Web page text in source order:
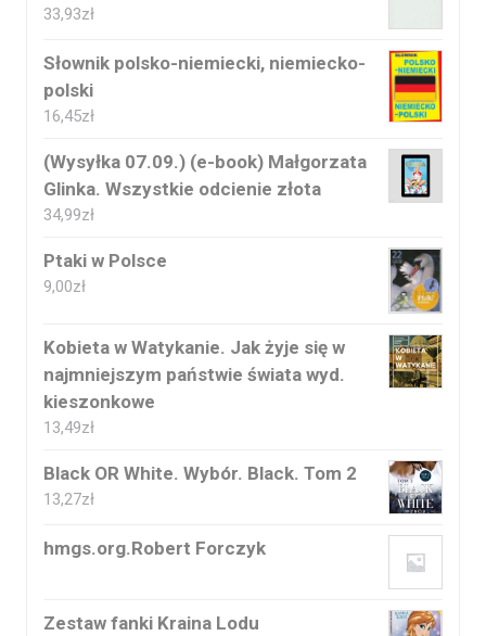
33,93zł
Słownik polsko-niemiecki, niemiecko-
polski
16,45zł
(Wysyłka 07.09.) (e-book) Małgorzata
Glinka. Wszystkie odcienie złota
34,99zł
Ptaki w Polsce
9,00zł
Kobieta w Watykanie. Jak żyje się w
najmniejszym państwie świata wyd.
kieszonkowe
13,49zł
Black OR White. Wybór. Black. Tom 2
13,27zł
hmgs.org.Robert Forczyk
Zestaw fanki Kraina Lodu